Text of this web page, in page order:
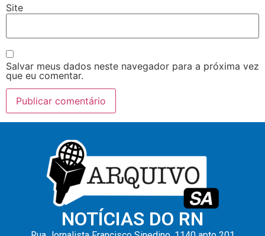
Site
Salvar meus dados neste navegador para a próxima vez
que eu comentar.
NOTÍCIAS DO RN